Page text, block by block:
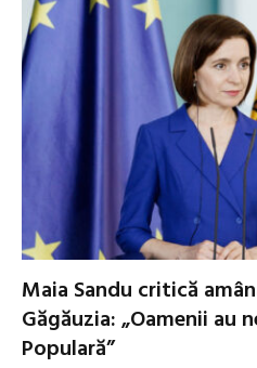
Maia Sandu critică
Găgăuzia: „Oamenii au
Populară”